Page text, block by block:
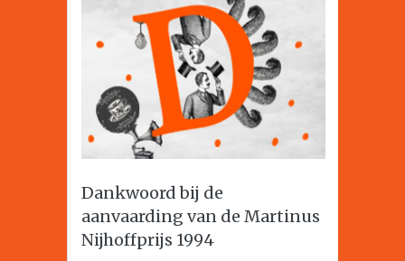
Dankwoord bij de
aanvaarding van de Martinus
Nijhoffprijs 1994